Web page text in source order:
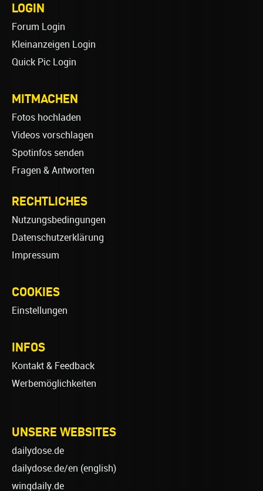
LOGIN
Forum Login
Kleinanzeigen Login
Quick Pic Login
MITMACHEN
Fotos hochladen
Videos vorschlagen
Spotinfos senden
Fragen & Antworten
RECHTLICHES
Nutzungsbedingungen
Datenschutzerklärung
Impressum
COOKIES
Einstellungen
INFOS
Kontakt & Feedback
Werbemöglichkeiten
UNSERE WEBSITES
dailydose.de
dailydose.de/en (english)
wingdaily.de